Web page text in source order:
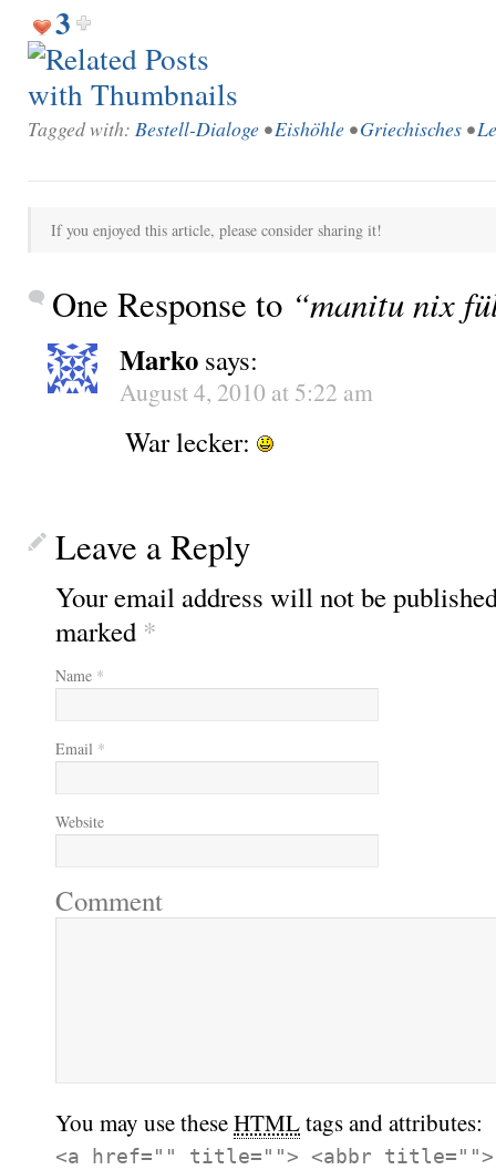
3
Tagged with: Bestell-Dialoge •Eishöhle •Griechisches •
If you enjoyed this article, please consider sharing it!
One Response to “manitu nix
Marko says:
August 4, 2010 at 5:22 am
War lecker:
Leave a Reply
Your email address will not be
marked *
Name *
Email *
Website
Comment
You may use theseHTMLtags and attributes:
<a href="" title=""> <abbr title="">